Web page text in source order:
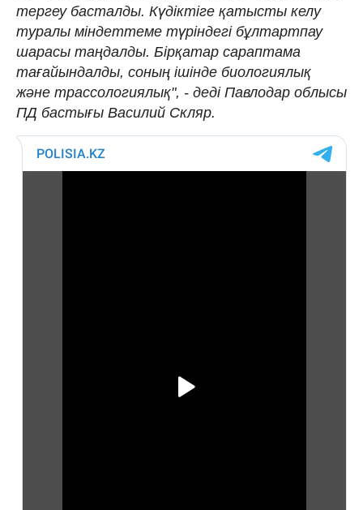
тергеу басталды. Күдіктіге қатысты келу
туралы міндеттеме түріндегі бұлтартпау
шарасы таңдалды. Бірқатар сараптама
тағайындалды, соның ішінде биологиялық
және трассологиялық", - деді Павлодар облысы
ПД бастығы Василий Скляр.